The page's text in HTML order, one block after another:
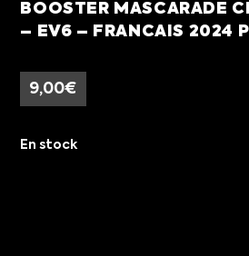
BOOSTER MASCARADE
– EV6 – FRANCAIS 2024
9,00€
En stock